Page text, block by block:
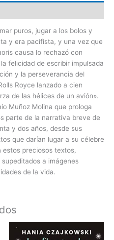
puros, jugar a los bolos y
y era pacifista, y una vez que
causa lo rechazó con
felicidad de escribir impulsada
y la perseverancia del
Royce lanzado a cien
de las hélices de un avión».
Muñoz Molina que prologa
parte de la narrativa breve de
y dos años, desde sus
que darían lugar a su célebre
estos preciosos textos,
a imágenes
de la vida.